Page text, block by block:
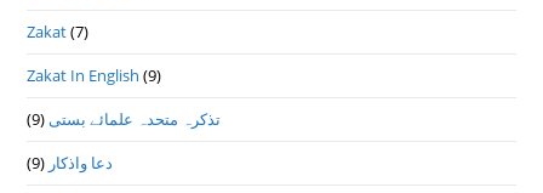
Zakat(7)
Zakat In English (9)
تذكرہ متحدہ علمائے بستى(9)
دعا واذكار (9)